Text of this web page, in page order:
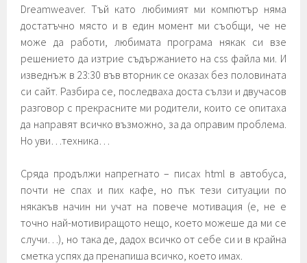
Dreamweaver. Тъй като любимият ми компютър няма
достатъчно място и в един момент ми съобщи, че не
може да работи, любимата програма някак си взе
решението да изтрие съдържанието на css файла ми. И
изведнъж в 23:30 във вторник се оказах без половината
си сайт. Разбира се, последваха доста сълзи и двучасов
разговор с прекрасните ми родители, които се опитаха
да направят всичко възможно, за да оправим проблема.
Но уви…техника…
Сряда продължи напрегнато – писах html в автобуса,
почти не спах и пих кафе, но пък тези ситуации по
някакъв начин ни учат на повече мотивация (е, не е
точно най-мотивиращото нещо, което можеше да ми се
случи…), но така де, дадох всичко от себе си и в крайна
сметка успях да пренапиша всичко, което имах.